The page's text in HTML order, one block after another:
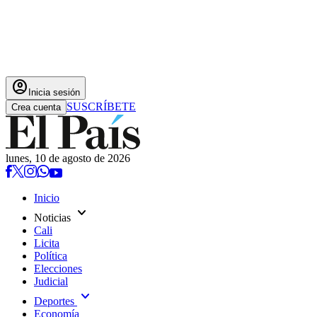
account_circle Inicia sesión
Crea cuenta SUSCRÍBETE
lunes, 10 de agosto de 2026
Inicio
Noticias expand_more
Cali
Licita
Política
Elecciones
Judicial
Deportes expand_more
Economía